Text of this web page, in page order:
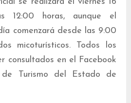
se realizará el viernes 16
12:00 horas, aunque el
comenzará desde las 9:00
micoturísticos. Todos los
consultados en el Facebook
Turismo del Estado de